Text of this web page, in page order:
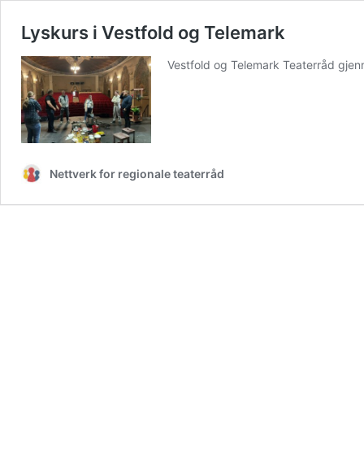
Lyskurs i Vestfold og Telemark
Vestfold og Telemark Teaterråd
Nettverk for regionale teaterråd